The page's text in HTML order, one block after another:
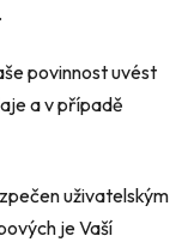
povinnost uvést
a v případě
uživatelským
je Vaší